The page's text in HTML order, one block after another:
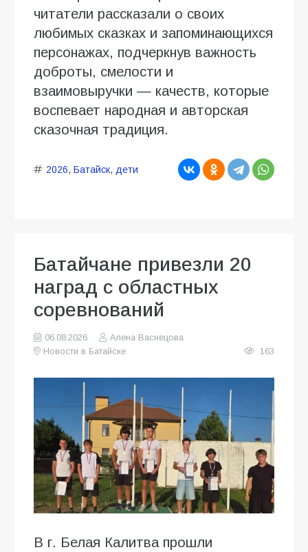
читатели рассказали о своих
любимых сказках и запоминающихся
персонажах, подчеркнув важность
доброты, смелости и
взаимовыручки — качеств, которые
воспевает народная и авторская
сказочная традиция.
2026, Батайск, дети
Батайчане привезли 20
наград с областных
соревнований
06.08.2026
Алена Васнецова
Новости в Батайске
163
В г. Белая Калитва прошли